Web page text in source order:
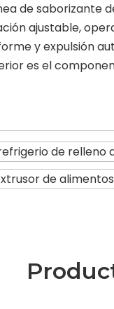
de saborizante
ajustable,
y expulsión
es el
de relleno
de alimentos